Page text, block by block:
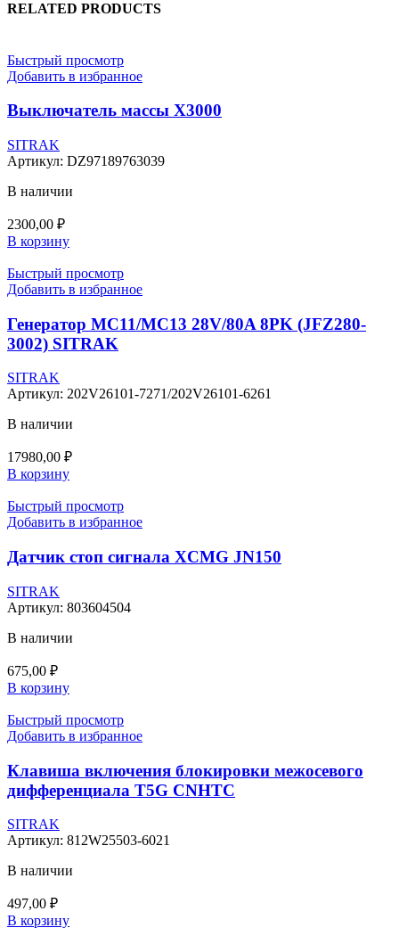
RELATED PRODUCTS
Быстрый просмотр
Добавить в избранное
Выключатель массы X3000
SITRAK
Артикул: DZ97189763039
В наличии
2300,00 ₽
В корзину
Быстрый просмотр
Добавить в избранное
Генератор MC11/MC13 28V/80A 8PK (JFZ280-
3002) SITRAK
SITRAK
Артикул: 202V26101-7271/202V26101-6261
В наличии
17980,00 ₽
В корзину
Быстрый просмотр
Добавить в избранное
Датчик стоп сигнала XCMG JN150
SITRAK
Артикул: 803604504
В наличии
675,00 ₽
В корзину
Быстрый просмотр
Добавить в избранное
Клавиша включения блокировки межосевого
дифференциала T5G CNHTC
SITRAK
Артикул: 812W25503-6021
В наличии
497,00 ₽
В корзину